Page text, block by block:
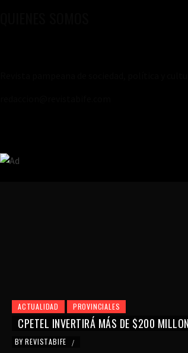
ACTUALIDAD PROVINCIALES
CPETEL INVERTIRÁ MÁS DE $200
BY REVISTABIFE /